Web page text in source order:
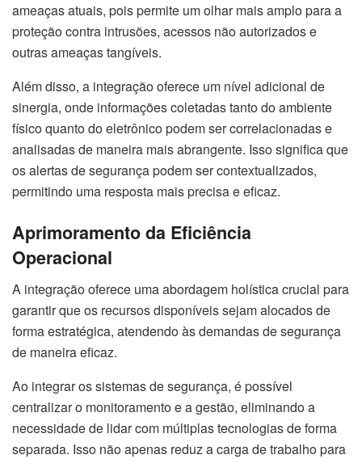
ameaças atuais, pois permite um olhar mais amplo para a
proteção contra intrusões, acessos não autorizados e
outras ameaças tangíveis.
Além disso, a integração oferece um nível adicional de
sinergia, onde informações coletadas tanto do ambiente
físico quanto do eletrônico podem ser correlacionadas e
analisadas de maneira mais abrangente. Isso significa que
os alertas de segurança podem ser contextualizados,
permitindo uma resposta mais precisa e eficaz.
Aprimoramento da Eficiência
Operacional
A integração oferece uma abordagem holística crucial para
garantir que os recursos disponíveis sejam alocados de
forma estratégica, atendendo às demandas de segurança
de maneira eficaz.
Ao integrar os sistemas de segurança, é possível
centralizar o monitoramento e a gestão, eliminando a
necessidade de lidar com múltiplas tecnologias de forma
separada. Isso não apenas reduz a carga de trabalho para